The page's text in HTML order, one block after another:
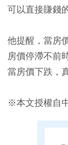
可以直接賺錢
他提醒，當房
房價停滯不前
當房價下跌，
※本文授權自